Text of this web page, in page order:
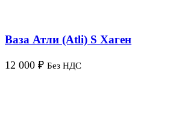
Ваза Атли (Atli) S Хаген
12 000 ₽ Без НДС